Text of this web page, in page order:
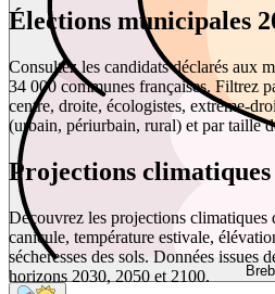
Élections municipales
Consultez les candidats déclarés aux
34 000 communes françaises. Filtrez
centre, droite, écologistes, extrême-
(urbain, périurbain, rural) et par taille
Projections
Découvrez les projections climatiques
canicule, température estivale,
sécheresses des sols. Données issues
horizons 2030, 2050 et 2100.